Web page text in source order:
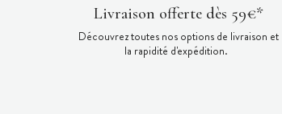
Livraison offerte dès 59€*
Découvrez toutes nos options de livraison et
la rapidité d'expédition.